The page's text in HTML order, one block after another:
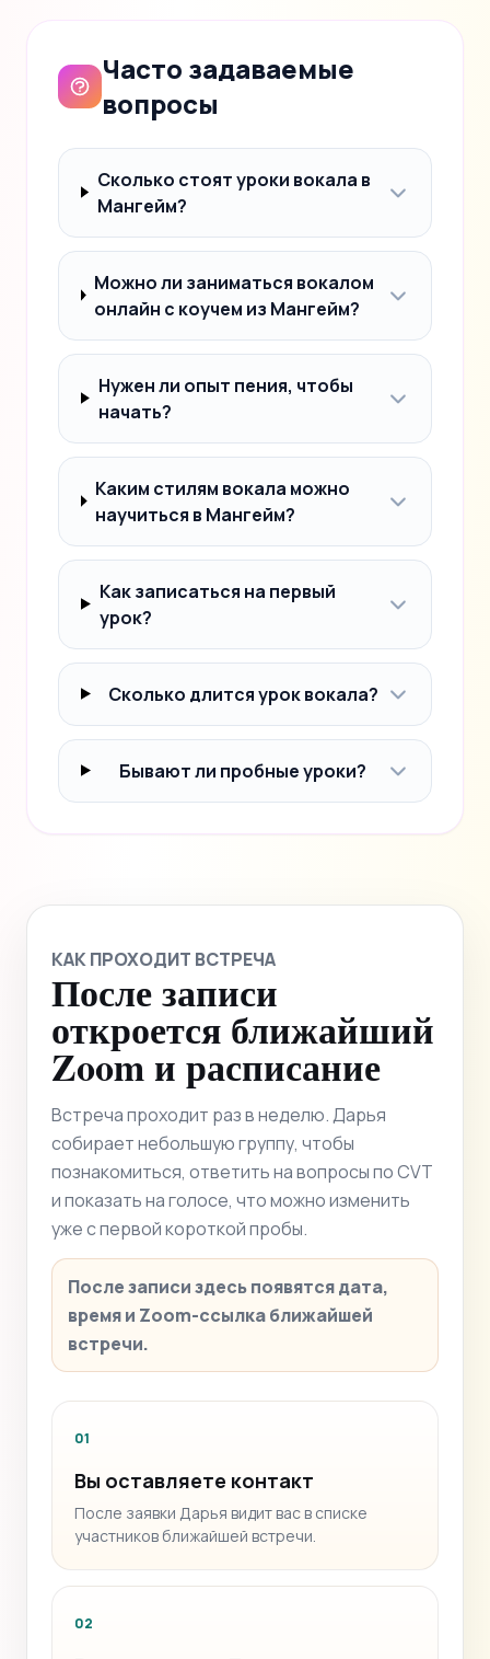
Часто задаваемые
вопросы
Сколько стоят уроки вокала в
Мангейм?
Можно ли заниматься вокалом
онлайн с коучем из Мангейм?
Нужен ли опыт пения, чтобы
начать?
Каким стилям вокала можно
научиться в Мангейм?
Как записаться на первый
урок?
Сколько длится урок вокала?
Бывают ли пробные уроки?
КАК ПРОХОДИТ ВСТРЕЧА
После записи
откроется ближайший
Zoom и расписание
Встреча проходит раз в неделю. Дарья
собирает небольшую группу, чтобы
познакомиться, ответить на вопросы по CVT
и показать на голосе, что можно изменить
уже с первой короткой пробы.
После записи здесь появятся дата,
время и Zoom-ссылка ближайшей
встречи.
01
Вы оставляете контакт
После заявки Дарья видит вас в списке
участников ближайшей встречи.
02